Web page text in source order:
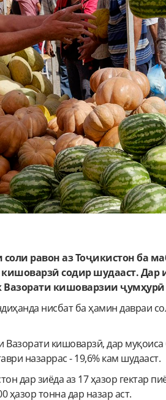
равон аз Тоҷикистон ба
содир шудааст. Дар
Вазорати кишоварзии
нисбат ба ҳамин давраи
кишоварзӣ, дар
назаррас - 19,6% кам шудааст.
дар зиёда аз 17 ҳазор гектар
ҳазор тонна дар назар аст.